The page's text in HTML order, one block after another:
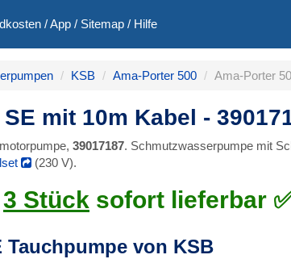
/App / Sitemap / Hilfe
KSB Ama-Porter 500 Ama-Porter
mit 10m Kabel -
39017187. Schmutzwasserpumpe mit
(230 V).
3 Stück sofort lieferbar
Tauchpumpe von KSB